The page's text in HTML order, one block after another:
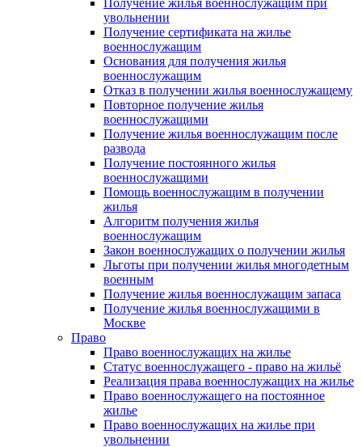
Получение жилья военнослужащим при
увольнении
Получение сертификата на жилье
военнослужащим
Основания для получения жилья
военнослужащим
Отказ в получении жилья военнослужащему
Повторное получение жилья
военнослужащими
Получение жилья военнослужащим после
развода
Получение постоянного жилья
военнослужащими
Помощь военнослужащим в получении
жилья
Алгоритм получения жилья
военнослужащим
Закон военнослужащих о получении жилья
Льготы при получении жилья многодетным
военным
Получение жилья военнослужащим запаса
Получение жилья военнослужащими в
Москве
Право
Право военнослужащих на жилье
Статус военнослужащего - право на жильё
Реализация права военнослужащих на жилье
Право военнослужащего на постоянное
жилье
Право военнослужащих на жилье при
увольнении